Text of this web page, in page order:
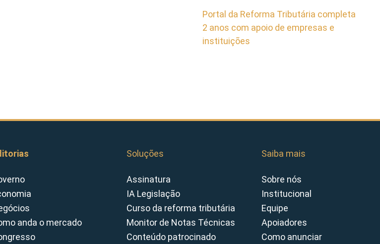
Portal da Reforma Tributária completa
2 anos com apoio de empresas e
instituições
anda o mercado
Soluções
Assinatura
IA Legislação
Curso da reforma tributária
Monitor de Notas Técnicas
Conteúdo patrocinado
Saiba mais
Sobre nós
Institucional
Equipe
Apoiadores
Como anunciar